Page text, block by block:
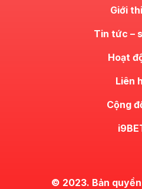
Giới
Tin tức –
Hoạt
Liên
Cộng
© 2023. Bản